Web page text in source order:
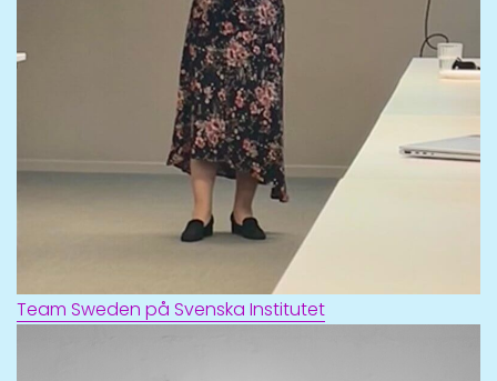
Team Sweden på Svenska Institutet